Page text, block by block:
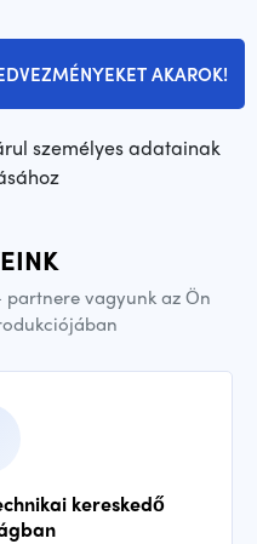
AKAROK!
személyes adatainak
vagyunk az Ön
kereskedő